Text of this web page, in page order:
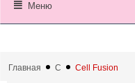
Меню
Главная C Cell Fusion